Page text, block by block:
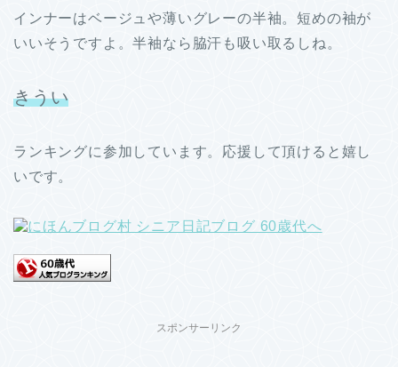
インナーはベージュや薄いグレーの半袖。短めの袖が
いいそうですよ。半袖なら脇汗も吸い取るしね。
きうい
ランキングに参加しています。応援して頂けると嬉し
いです。
スポンサーリンク